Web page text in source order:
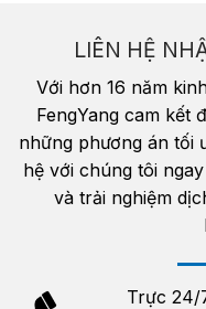
LIÊN HỆ
Với hơn 16 năm
FengYang cam kết
những phương án tối
hệ với chúng tôi
và trải nghiệm
Trực 24/